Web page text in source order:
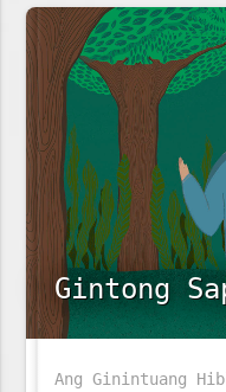
Gintong